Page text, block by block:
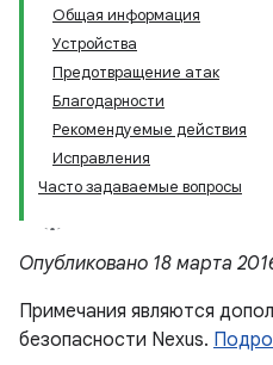
Общая информация
Устройства
Предотвращение атак
Благодарности
Рекомендуемые действия
Исправления
Часто задаваемые вопросы
Опубликовано 18 марта
Примечания являются
безопасности Nexus.